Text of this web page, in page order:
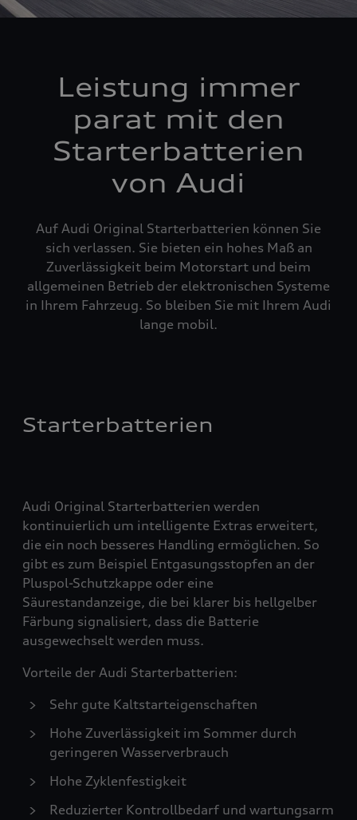
Leistung immer
parat mit den
Starterbatterien
von Audi
Auf Audi Original Starterbatterien können Sie
sich verlassen. Sie bieten ein hohes Maß an
Zuverlässigkeit beim Motorstart und beim
allgemeinen Betrieb der elektronischen Systeme
in Ihrem Fahrzeug. So bleiben Sie mit Ihrem Audi
lange mobil.
Starterbatterien
Audi Original Starterbatterien werden
kontinuierlich um intelligente Extras erweitert,
die ein noch besseres Handling ermöglichen. So
gibt es zum Beispiel Entgasungsstopfen an der
Pluspol-Schutzkappe oder eine
Säurestandanzeige, die bei klarer bis hellgelber
Färbung signalisiert, dass die Batterie
ausgewechselt werden muss.
Vorteile der Audi Starterbatterien:
Sehr gute Kaltstarteigenschaften
Hohe Zuverlässigkeit im Sommer durch
geringeren Wasserverbrauch
Hohe Zyklenfestigkeit
Reduzierter Kontrollbedarf und wartungsarm